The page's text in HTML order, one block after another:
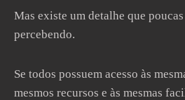
Mas existe um detalhe que poucas
percebendo.
Se todos possuem acesso às
mesmos recursos e às mesmas